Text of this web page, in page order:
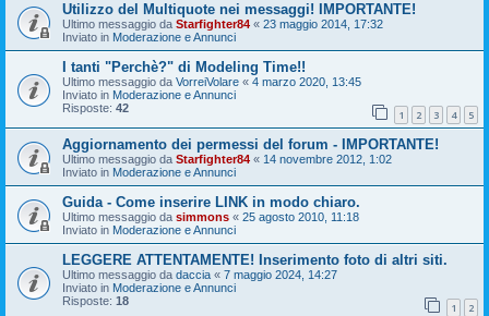
Utilizzo del Multiquote nei messaggi! IMPORTANTE!
Ultimo messaggio da Starfighter84 « 23 maggio 2014, 17:32
Inviato in Moderazione e Annunci
I tanti "Perchè?" di Modeling Time!!
Ultimo messaggio da VorreiVolare « 4 marzo 2020, 13:45
Inviato in Moderazione e Annunci
Risposte: 42 1 2 3 4 5
Aggiornamento dei permessi del forum - IMPORTANTE!
Ultimo messaggio da Starfighter84 « 14 novembre 2012, 1:02
Inviato in Moderazione e Annunci
Guida - Come inserire LINK in modo chiaro.
Ultimo messaggio da simmons « 25 agosto 2010, 11:18
Inviato in Moderazione e Annunci
LEGGERE ATTENTAMENTE! Inserimento foto di altri siti.
Ultimo messaggio da daccia « 7 maggio 2024, 14:27
Inviato in Moderazione e Annunci
Risposte: 18 1 2